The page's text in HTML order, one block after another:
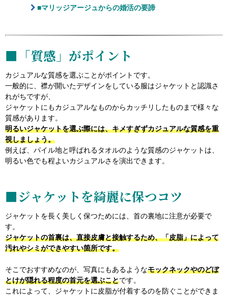
■マリッジアージュからの婚活の要諦
■「質感」がポイント
カジュアルな質感を選ぶことがポイントです。
一般的に、襟が開いたデザインをしている服はジャケットと認識さ
れがちですが、
ジャケットにもカジュアルなものからカッチリしたものまで様々な
質感があります。
明るいジャケットを選ぶ際には、キメすぎずカジュアルな質感を重
視しましょう。
例えば、パイル地と呼ばれるタオルのような質感のジャケットは、
明るい色でも程よいカジュアルさを演出できます。
■ジャケットを綺麗に保つコツ
ジャケットを長く美しく保つためには、首の裏地に注意が必要で
す。
ジャケットの首裏は、直接皮膚と接触するため、「皮脂」によって
汚れやシミができやすい箇所です。
そこでおすすめなのが、写真にもあるようなモックネックやのどぼ
とけが隠れる程度の首元を選ぶことです。
これによって、ジャケットに皮脂が付着するのを防ぐことができま